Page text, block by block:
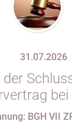
31.07.2026
der
„nach
BGH VII